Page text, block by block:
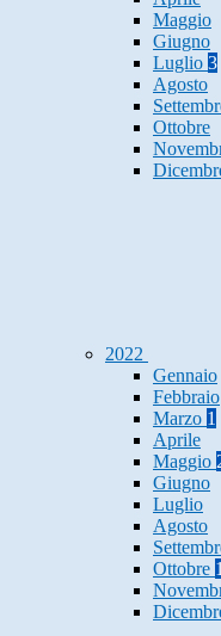
Maggio
Giugno
Luglio 3
Agosto
Ottobre
2022
Gennaio
Febbraio
Marzo 1
Aprile
Maggio
Giugno
Luglio
Agosto
Ottobre 1